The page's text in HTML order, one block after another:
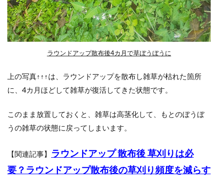
何が
違う
7
ド
ッ
マ
ッ
ク
ー
ド
オ
ラウンドアップ散布後4カ月で草ぼうぼうに
上の写真↑↑↑は、ラウンドアップを散布し雑草が枯れた箇所
に、4カ月ほどして雑草が復活してきた状態です。
このまま放置しておくと、雑草は高茎化して、もとのぼうぼ
うの雑草の状態に戻ってしまいます。
【関連記事】
ラウンドアップ 散布後 草刈りは必
要？ラウンドアップ散布後の草刈り頻度を減らす